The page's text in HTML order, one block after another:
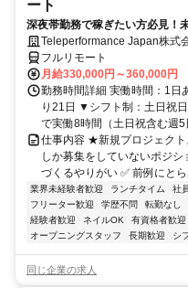
ート
深夜帯勤務で稼ぎたい方必見！
Teleperformance Japan株式
フルリモート
月給330,000円～360,000円
勤務時間詳細 実働時間：1日
り21日 ▼シフト制：土日祝
で実働8時間（土日祝含む週
仕事内容 ★新規プロジェク
しか募集をしていないポジ
づくるやりがい ✅ 前例にと
業界未経験者歓迎 ランチタイム 社
フリーター歓迎
学歴不問 転勤なし
経験者歓迎
ネイルOK 有資格者歓迎
オープニングスタッフ
長期歓迎 シ
同じ企業の求人